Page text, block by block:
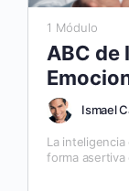
1 Módulo
ABC de
Ismael
La
forma asertiva